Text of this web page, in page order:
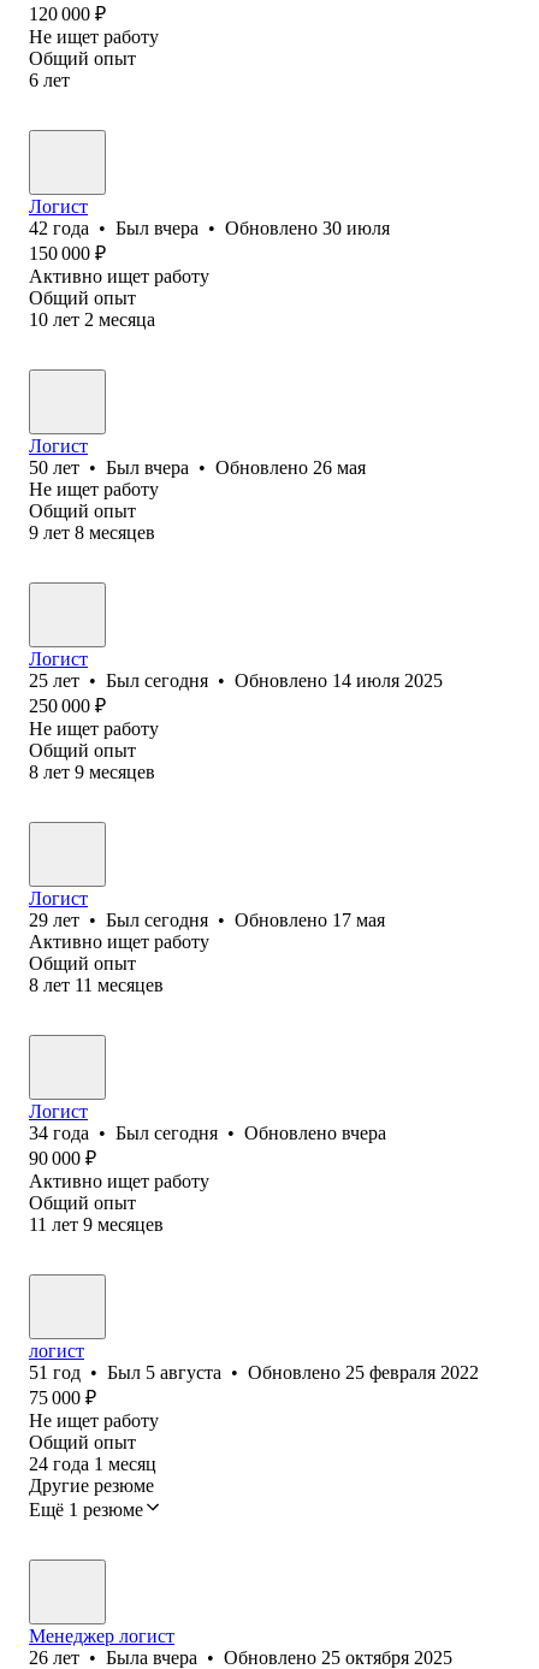
120 000 ₽
Не ищет работу
Общий опыт
6 лет
Логист
42 года • Был вчера • Обновлено 30 июля
150 000 ₽
Активно ищет работу
Общий опыт
10 лет 2 месяца
Логист
50 лет • Был вчера • Обновлено 26 мая
Не ищет работу
Общий опыт
9 лет 8 месяцев
Логист
25 лет • Был сегодня • Обновлено 14 июля 2025
250 000 ₽
Не ищет работу
Общий опыт
8 лет 9 месяцев
Логист
29 лет • Был сегодня • Обновлено 17 мая
Активно ищет работу
Общий опыт
8 лет 11 месяцев
Логист
34 года • Был сегодня • Обновлено вчера
90 000 ₽
Активно ищет работу
Общий опыт
11 лет 9 месяцев
логист
51 год • Был 5 августа • Обновлено 25 февраля 2022
75 000 ₽
Не ищет работу
Общий опыт
24 года 1 месяц
Другие резюме
Ещё 1 резюме
Менеджер логист
26 лет • Была вчера • Обновлено 25 октября 2025